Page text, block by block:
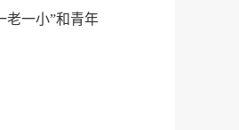
老一小”和青年